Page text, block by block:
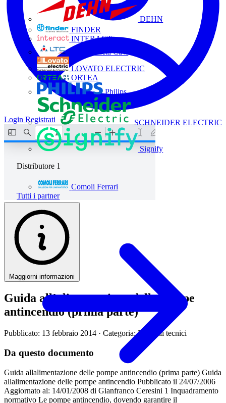
DEHN
FINDER
INTERACT
La Triveneta Cavi
LOVATO ELECTRIC
ORTEA
Philips
SCHNEIDER ELECTRIC
Signify
Distributore 1
Comoli Ferrari
Tutti i partner
Login Registrati
Maggiorni informazioni
Guida all’alimentazione delle pompe
antincendio (prima parte)
Pubblicato: 13 febbraio 2014 · Categoria: Manuali tecnici
Da questo documento
Guida allalimentazione delle pompe antincendio (prima parte) Guida
allalimentazione delle pompe antincendio Pubblicato il 24/07/2006
Aggiornato al: 14/01/2008 di Gianfranco Ceresini 1 Inquadramento
normativo Le pompe antincendio, dovendo garantire il